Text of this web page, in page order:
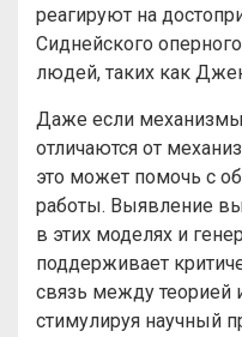
реагируют на
Сиднейского
людей, таких как
Даже если
отличаются от
это может помочь с
работы. Выявление
в этих моделях и
поддерживает
связь между теорией
стимулируя научный